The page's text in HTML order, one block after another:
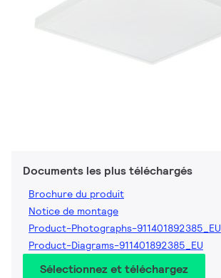
Documents les plus téléchargés
Brochure du produit
Notice de montage
Product-Photographs-911401892385_EU
Product-Diagrams-911401892385_EU
Sélectionnez et téléchargez